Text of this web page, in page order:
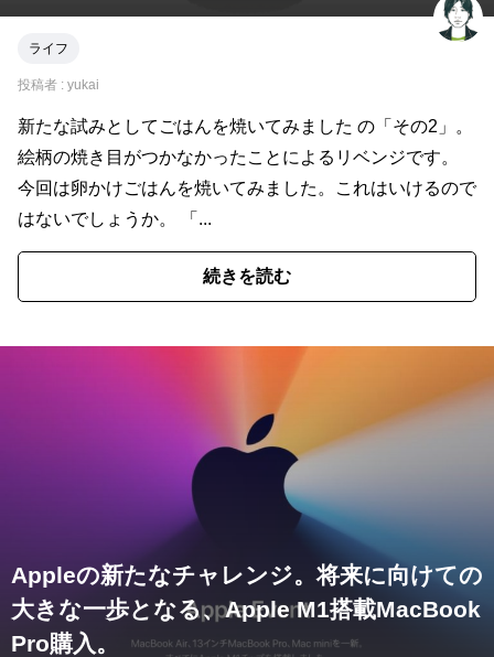
ライフ
投稿者 : yukai
新たな試みとしてごはんを焼いてみました の「その2」。
絵柄の焼き目がつかなかったことによるリベンジです。
今回は卵かけごはんを焼いてみました。これはいけるので
はないでしょうか。 「...
続きを読む
Appleの新たなチャレンジ。将来に向けての
大きな一歩となる、Apple M1搭載MacBook
Pro購入。